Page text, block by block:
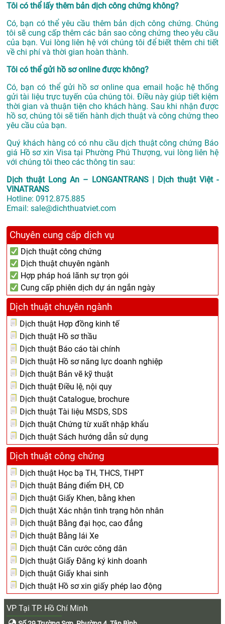
Tôi có thể lấy thêm bản dịch công chứng không?
Có, bạn có thể yêu cầu thêm bản dịch công chứng. Chúng
tôi sẽ cung cấp thêm các bản sao công chứng theo yêu cầu
của bạn. Vui lòng liên hệ với chúng tôi để biết thêm chi tiết
về chi phí và thời gian hoàn thành.
Tôi có thể gửi hồ sơ online được không?
Có, bạn có thể gửi hồ sơ online qua email hoặc hệ thống
gửi tài liệu trực tuyến của chúng tôi. Điều này giúp tiết kiệm
thời gian và thuận tiện cho khách hàng. Sau khi nhận được
hồ sơ, chúng tôi sẽ tiến hành dịch thuật và công chứng theo
yêu cầu của bạn.
Quý khách hàng có có nhu cầu dịch thuật công chứng Báo
giá Hồ sơ xin Visa tại Phường Phú Thượng, vui lòng liên hệ
với chúng tôi theo các thông tin sau:
Dịch thuật Long An – LONGANTRANS | Dịch thuật Việt -
VINATRANS
Hotline: 0912.875.885
Email: sale@dichthuatviet.com
Chuyên cung cấp dịch vụ
Dịch thuật công chứng
Dịch thuật chuyên ngành
Hợp pháp hoá lãnh sự trọn gói
Cung cấp phiên dịch dự án ngắn ngày
Dịch thuật chuyên ngành
Dịch thuật Hợp đồng kinh tế
Dịch thuật Hồ sơ thầu
Dịch thuật Báo cáo tài chính
Dịch thuật Hồ sơ năng lực doanh nghiệp
Dịch thuật Bản vẽ kỹ thuật
Dịch thuật Điều lệ, nội quy
Dịch thuật Catalogue, brochure
Dịch thuật Tài liệu MSDS, SDS
Dịch thuật Chứng từ xuất nhập khẩu
Dịch thuật Sách hướng dẫn sử dụng
Dịch thuật công chứng
Dịch thuật Học bạ TH, THCS, THPT
Dịch thuật Bảng điểm ĐH, CĐ
Dịch thuật Giấy Khen, bằng khen
Dịch thuật Xác nhận tình trạng hôn nhân
Dịch thuật Bằng đại học, cao đẳng
Dịch thuật Bằng lái Xe
Dịch thuật Căn cước công dân
Dịch thuật Giấy Đăng ký kinh doanh
Dịch thuật Giấy khai sinh
Dịch thuật Hồ sơ xin giấy phép lao động
VP Tại TP. Hồ Chí Minh